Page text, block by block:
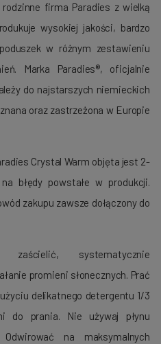
firma Paradies z wielką
wysokiej jakości, bardzo
w róż­nym zestawieniu
Marka Paradies®, oficjalnie
do najstarszych nie­mieckich
oraz zastrzeżona w Europie
Crystal Warm objęta jest 2-
błędy powstałe w produkcji.
zakupu zawsze dołączony do
systematycznie
promieni słonecznych. Prać
delikatnego detergentu 1/3
do prania. Nie używaj płynu
na maksymalnych